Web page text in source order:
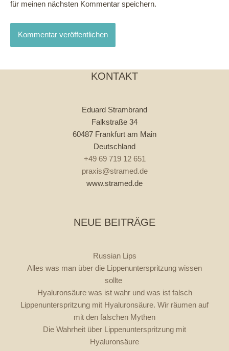
für meinen nächsten Kommentar speichern.
KONTAKT
Eduard Strambrand
Falkstraße 34
60487 Frankfurt am Main
Deutschland
+49 69 719 12 651
praxis@stramed.de
www.stramed.de
NEUE BEITRÄGE
Russian Lips
Alles was man über die Lippenunterspritzung wissen
sollte
Hyaluronsäure was ist wahr und was ist falsch
Lippenunterspritzung mit Hyaluronsäure. Wir räumen auf
mit den falschen Mythen
Die Wahrheit über Lippenunterspritzung mit
Hyaluronsäure